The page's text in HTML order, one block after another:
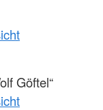
Göftel“